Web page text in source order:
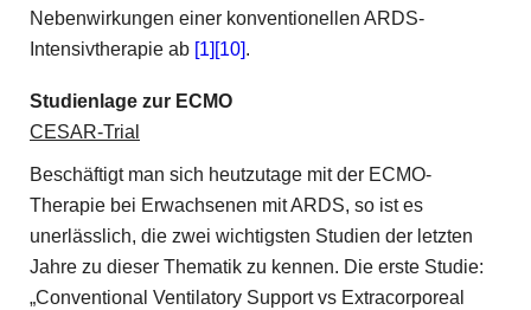
Nebenwirkungen einer konventionellen ARDS-
Intensivtherapie ab [1] [10].
Studienlage zur ECMO
CESAR-Trial
Beschäftigt man sich heutzutage mit der ECMO-
Therapie bei Erwachsenen mit ARDS, so ist es
unerlässlich, die zwei wichtigsten Studien der letzten
Jahre zu dieser Thematik zu kennen. Die erste Studie:
„Conventional Ventilatory Support vs Extracorporeal